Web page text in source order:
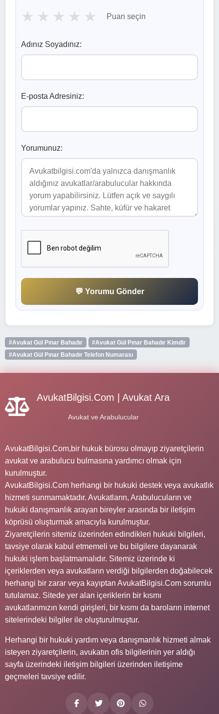
★ ★ ★ ★ ★ Puan seçin
Adınız Soyadınız:
E-posta Adresiniz:
Yorumunuz:
💬 Yorumu Gönder
#Avukat Gül Pınar Bahadır
#Avukat Gül Pınar Bahadır Kimdir
#Avukat Gül Pınar Bahadır Telefon Numarası
AvukatBilgisi.Com | Avukat Ara
Avukat ve Arabulucular
AvukatBilgisi.Com,bir hukuk bürosu olmayıp ziyaretçilerin
avukat ve arabulucu bulmasına yardımcı olmak için
kurulmuştur.
AvukatBilgisi.Com herhangi bir hukuki destek veya avukatlık
hizmeti sunmamaktadır. Avukatların, Arabulucuların ve
hukuki danışmanlık arayan bireyler arasında bir iletişim
köprüsü oluşturmak amacıyla kurulmuştur.
Ziyaretçilerin sitemiz üzerinden edindikleri hukuki bilgileri,
tavsiye olarak kabul etmemeli ve bu bilgilere dayanarak
hukuki işlem başlatmamalıdır. Sitemiz üzerinde ki
içeriklerden veya avukatların verdiği bilgilerden doğabilecek
herhangi bir zarar veya kayıptan AvukatBilgisi.Com sorumlu
tutulamaz. Sitede yer alan içeriklerin bir kısmı
avukatlarımızın kendi girişleri, bir kısmı da baroların internet
sitelerindeki bilgiler ile oluşturulmuştur.
Herhangi bir hukuki yardım veya danışmanlık hizmeti almak
isteyen ziyaretçilerin, avukatın ofis bilgilerinin yer aldığı
sayfa üzerindeki iletişim bilgileri üzerinden iletişime
geçmeleri tavsiye edilir.